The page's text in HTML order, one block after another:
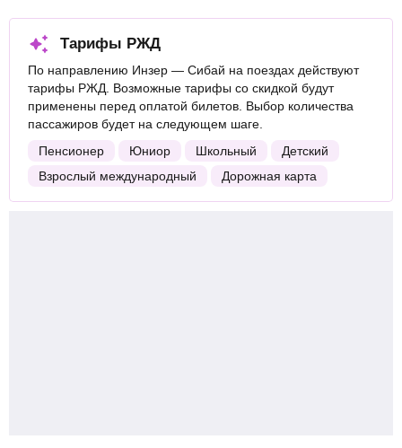
Тарифы РЖД
По направлению Инзер — Сибай на поездах действуют
тарифы РЖД. Возможные тарифы со скидкой будут
применены перед оплатой билетов. Выбор количества
пассажиров будет на следующем шаге.
Пенсионер
Юниор Школьный
Детский
Взрослый международный
Дорожная карта